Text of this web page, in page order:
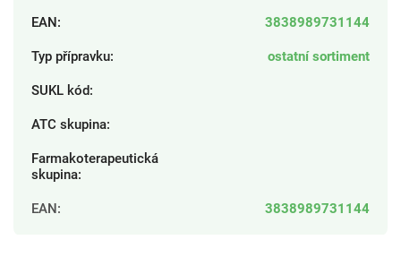
EAN: 3838989731144
Typ přípravku: ostatní sortiment
SUKL kód:
ATC skupina:
Farmakoterapeutická
skupina:
EAN: 3838989731144